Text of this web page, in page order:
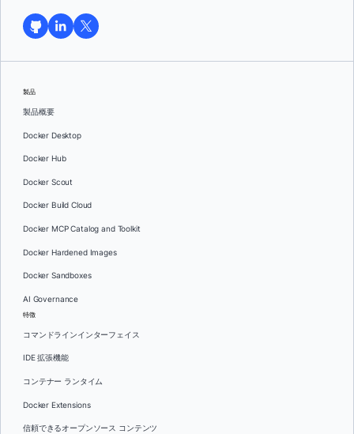
製品
製品概要
Docker Desktop
Docker Hub
Docker Scout
Docker Build Cloud
Docker MCP Catalog and Toolkit
Docker Hardened Images
Docker Sandboxes
AI Governance
特徴
コマンドラインインターフェイス
IDE 拡張機能
コンテナー ランタイム
Docker Extensions
信頼できるオープンソース コンテンツ